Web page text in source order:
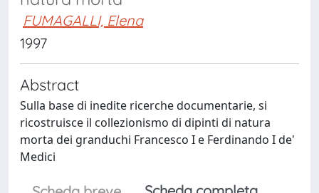
FUMAGALLI, Elena
1997
Abstract
Sulla base di inedite ricerche documentarie, si
ricostruisce il collezionismo di dipinti di natura
morta dei granduchi Francesco I e Ferdinando I de'
Medici